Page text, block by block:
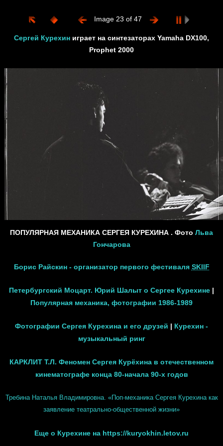
Image 23 of 47
Сергей Курехин играет на синтезаторах Yamaha DX100,
Prophet 2000
ПОПУЛЯРНАЯ МЕХАНИКА СЕРГЕЯ КУРЕХИНА . Фото Льва
Гончарова
Борис Райскин - организатор первого фестиваля SKIIF
Петербургский Моцарт. Юрий Шалыт о Сергее Курехине |
Популярная механика, фотографии 1986-1989
Фотографии Сергея Курехина и его друзей | Курехин -
музыкальный ринг
КАРКЛИТ Т.Л. Феномен Сергея Курёхина в отечественном
кинематографе конца 80-начала 90-х годов
Требина Наталья Владимировна. «Поп-механика Сергея Курехина как
заявление театрально-общественной жизни»
Еще о Курехине на https://kuryokhin.letov.ru